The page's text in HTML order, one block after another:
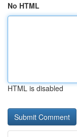
No HTML
HTML is disabled